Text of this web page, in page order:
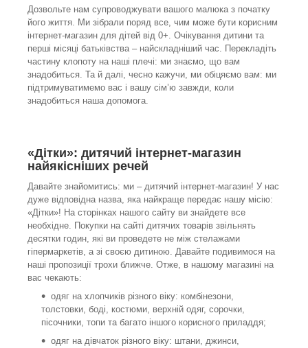
Дозвольте нам супроводжувати вашого малюка з початку
його життя. Ми зібрали поряд все, чим може бути корисним
інтернет-магазин для дітей від 0+. Очікування дитини та
перші місяці батьківства – найскладніший час. Перекладіть
частину клопоту на наші плечі: ми знаємо, що вам
знадобиться. Та й далі, чесно кажучи, ми обіцяємо вам: ми
підтримуватимемо вас і вашу сім’ю завжди, коли
знадобиться наша допомога.
«Дітки»: дитячий інтернет-магазин
найякісніших речей
Давайте знайомитись: ми – дитячий інтернет-магазин! У нас
дуже відповідна назва, яка найкраще передає нашу місію:
«Дітки»! На сторінках нашого сайту ви знайдете все
необхідне. Покупки на сайті дитячих товарів звільнять
десятки годин, які ви проведете не між стелажами
гіпермаркетів, а зі своєю дитиною. Давайте подивимося на
наші пропозиції трохи ближче. Отже, в нашому магазині на
вас чекають:
одяг на хлопчиків різного віку: комбінезони,
толстовки, боді, костюми, верхній одяг, сорочки,
пісочники, топи та багато іншого корисного приладдя;
одяг на дівчаток різного віку: штани, джинси,